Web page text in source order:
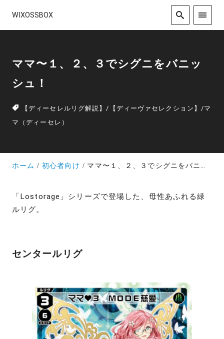
WIXOSSBOX
ママ〜１、２、３でシグニをバニッ
シュ！
【ディーセレルリグ解説】/ 【ディーヴァセレクション】/マ
マ（ディーセレ）
ホーム 初心者向け ママ〜１、２、３でシグニをバニッシュ！
「Lostorage」シリーズで登場した、母性あふれる緑
ルリグ。
センタールリグ